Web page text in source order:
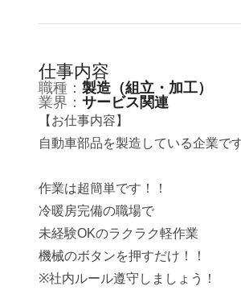
仕事内容
職種： 製造（組立・加工）
業界： サービス関連
【お仕事内容】
自動車部品を製造している企業で
作業は超簡単です！！
冷暖房完備の職場で
未経験OKのラクラク軽作業
機械のボタンを押すだけ！！
※社内ルール遵守しましょう！